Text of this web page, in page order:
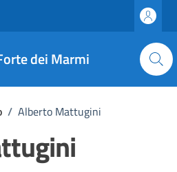
dei Marmi
/ Alberto Mattugini